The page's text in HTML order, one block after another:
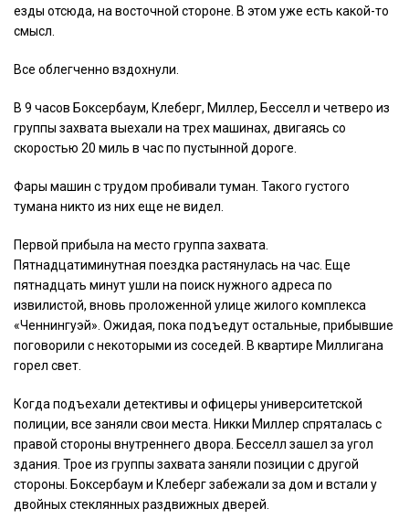
езды отсюда, на восточной стороне. В этом уже есть какой-то
смысл.
Все облегченно вздохнули.
В 9 часов Боксербаум, Клеберг, Миллер, Бесселл и четверо из
группы захвата выехали на трех машинах, двигаясь со
скоростью 20 миль в час по пустынной дороге.
Фары машин с трудом пробивали туман. Такого густого
тумана никто из них еще не видел.
Первой прибыла на место группа захвата.
Пятнадцатиминутная поездка растянулась на час. Еще
пятнадцать минут ушли на поиск нужного адреса по
извилистой, вновь проложенной улице жилого комплекса
«Ченнингуэй». Ожидая, пока подъедут остальные, прибывшие
поговорили с некоторыми из соседей. В квартире Миллигана
горел свет.
Когда подъехали детективы и офицеры университетской
полиции, все заняли свои места. Никки Миллер спряталась с
правой стороны внутреннего двора. Бесселл зашел за угол
здания. Трое из группы захвата заняли позиции с другой
стороны. Боксербаум и Клеберг забежали за дом и встали у
двойных стеклянных раздвижных дверей.